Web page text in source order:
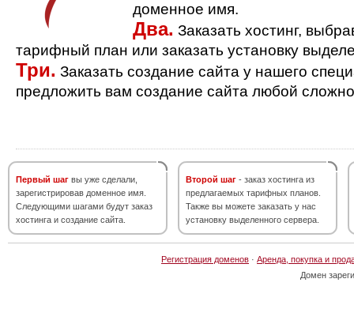
доменное имя.
Два. Заказать хостинг,
тарифный план или заказать установку
Три. Заказать создание сайта у нашего
предложить вам создание сайта любой
Первый шаг вы уже сделали,
зарегистрировав доменное имя.
Следующими шагами будут заказ
хостинга и создание сайта.
Второй шаг - заказ хостинга из
предлагаемых тарифных планов.
Также вы можете заказать у нас
установку выделенного сервера.
Регистрация доменов · Аренда, покупка и
Домен